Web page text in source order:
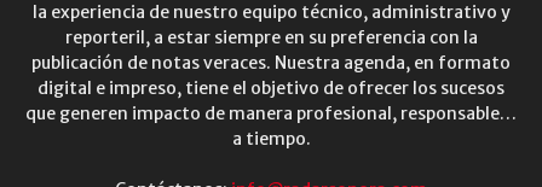
la experiencia de nuestro equipo técnico, administrativo y
reporteril, a estar siempre en su preferencia con la
publicación de notas veraces. Nuestra agenda, en formato
digital e impreso, tiene el objetivo de ofrecer los sucesos
que generen impacto de manera profesional, responsable…
a tiempo.